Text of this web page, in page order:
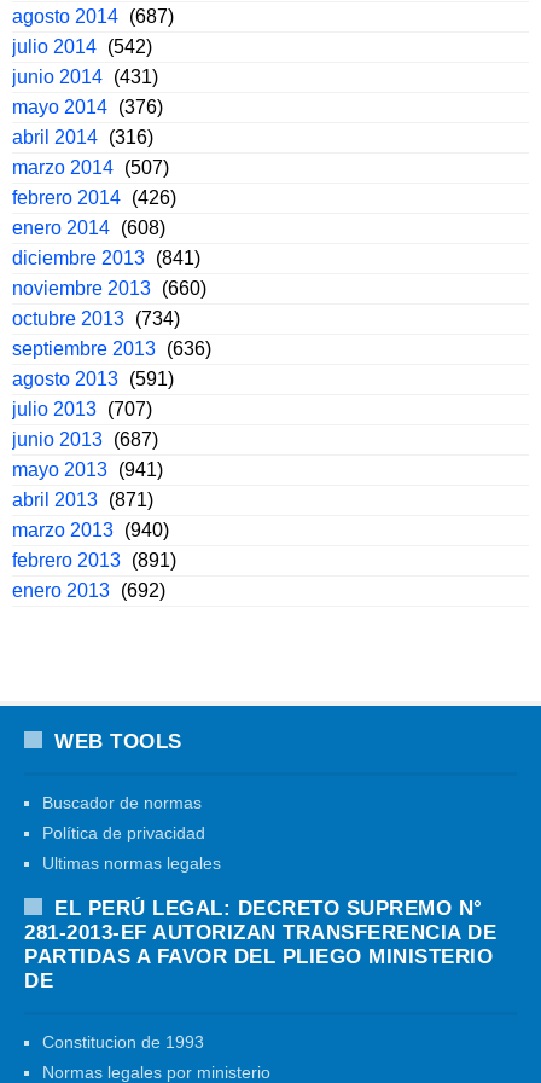
agosto 2014 (687)
julio 2014 (542)
junio 2014 (431)
mayo 2014 (376)
abril 2014 (316)
marzo 2014 (507)
febrero 2014 (426)
enero 2014 (608)
diciembre 2013 (841)
noviembre 2013 (660)
octubre 2013 (734)
septiembre 2013 (636)
agosto 2013 (591)
julio 2013 (707)
junio 2013 (687)
mayo 2013 (941)
abril 2013 (871)
marzo 2013 (940)
febrero 2013 (891)
enero 2013 (692)
WEB TOOLS
Buscador de normas
Política de privacidad
Ultimas normas legales
EL PERÚ LEGAL: DECRETO SUPREMO N°
281-2013-EF AUTORIZAN TRANSFERENCIA DE
PARTIDAS A FAVOR DEL PLIEGO MINISTERIO
DE
Constitucion de 1993
Normas legales por ministerio